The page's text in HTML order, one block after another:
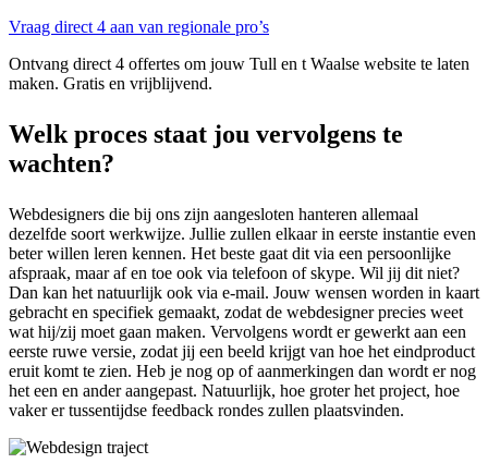
Vraag direct 4 aan van regionale pro’s
Ontvang direct 4 offertes om jouw Tull en t Waalse website te laten
maken. Gratis en vrijblijvend.
Welk proces staat jou vervolgens te
wachten?
Webdesigners die bij ons zijn aangesloten hanteren allemaal
dezelfde soort werkwijze. Jullie zullen elkaar in eerste instantie even
beter willen leren kennen. Het beste gaat dit via een persoonlijke
afspraak, maar af en toe ook via telefoon of skype. Wil jij dit niet?
Dan kan het natuurlijk ook via e-mail. Jouw wensen worden in kaart
gebracht en specifiek gemaakt, zodat de webdesigner precies weet
wat hij/zij moet gaan maken. Vervolgens wordt er gewerkt aan een
eerste ruwe versie, zodat jij een beeld krijgt van hoe het eindproduct
eruit komt te zien. Heb je nog op of aanmerkingen dan wordt er nog
het een en ander aangepast. Natuurlijk, hoe groter het project, hoe
vaker er tussentijdse feedback rondes zullen plaatsvinden.